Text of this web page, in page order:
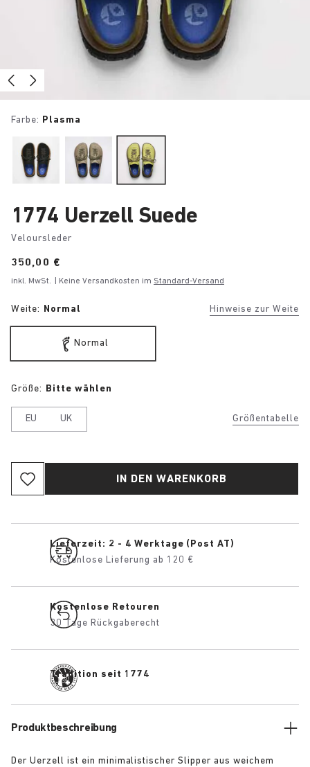
Farbe: Plasma
1774 Uerzell Suede
Veloursleder
Price:
350,00 €
inkl. MwSt. | Keine Versandkosten im Standard-Versand
Weite: Normal Hinweise zur Weite
Normal
Größentabelle
Größe: Bitte wählen
EU UK
IN DEN WARENKORB
Lieferzeit: 2 - 4 Werktage (Post AT)
Kostenlose Lieferung ab 120 €
Kostenlose Retouren
30 Tage Rückgaberecht
Tradition seit 1774
Produktbeschreibung
Der Uerzell ist ein minimalistischer Slipper aus weichem